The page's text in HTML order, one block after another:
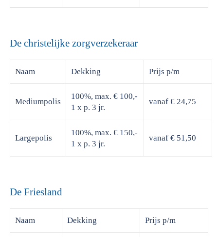
De christelijke zorgverzekeraar
Naam Dekking Prijs p/m
Mediumpolis
100%, max. € 100,-
1 x p. 3 jr.
vanaf € 24,75
Largepolis
100%, max. € 150,-
1 x p. 3 jr.
vanaf € 51,50
De Friesland
Naam Dekking Prijs p/m